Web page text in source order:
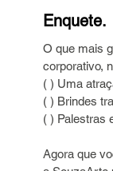
Enquete.
O que mais
corporativo,
( ) Uma
( ) Brindes
( ) Palestras
Agora que